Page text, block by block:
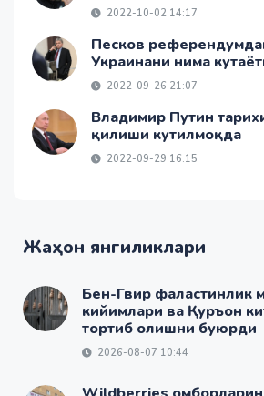
2022-10-02 14:17
Песков
Украинани нима
2022-09-26 21:07
Владимир Путин
қилиши кутилмоқда
2022-09-29 16:15
Жаҳон янгиликлари
Бен-Гвир фаластинлик
кийимлари ва Қуръон
тортиб олишни буюрди
2026-08-07 10:44